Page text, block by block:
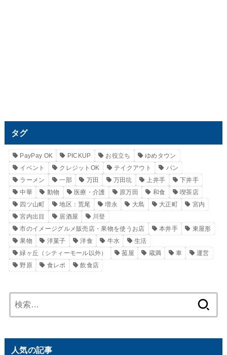
タグ
PayPay OK PICKUP お役立ち
ゆめタウン
イベント
クレジットOK テイクアウト
パン
ラーメン
一部 万田 万田坑 上井手
下井手
中華
動物 医療・介護 原万田 和食
喫茶店
四ツ山町
地区：荒尾 増永 大島 大正町
宮内
宮内出目
居酒屋
川登
市のイメージグルメ販売店・果物を使うお店
本井手
東屋形
果物
洋菓子 洋食 牛水
生活
緑ヶ丘（シティーモール以外）
菰屋 蔵満 車
運営
野原
食レポ 飲食店
索:
人気の記事